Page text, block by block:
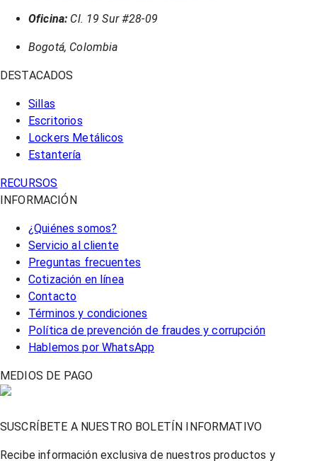
Oficina: Cl. 19 Sur #28-09
Bogotá, Colombia
DESTACADOS
Sillas
Escritorios
Lockers Metálicos
Estantería
RECURSOS
INFORMACIÓN
¿Quiénes somos?
Servicio al cliente
Preguntas frecuentes
Cotización en línea
Contacto
Términos y condiciones
Política de prevención de fraudes y corrupción
Hablemos por WhatsApp
MEDIOS DE PAGO
SUSCRÍBETE A NUESTRO BOLETÍN INFORMATIVO
Recibe información exclusiva de nuestros productos y